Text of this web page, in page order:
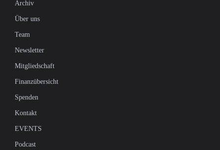
Archiv
Über uns
Team
Newsletter
Mitgliedschaft
Finanzübersicht
Spenden
Kontakt
EVENTS
Podcast